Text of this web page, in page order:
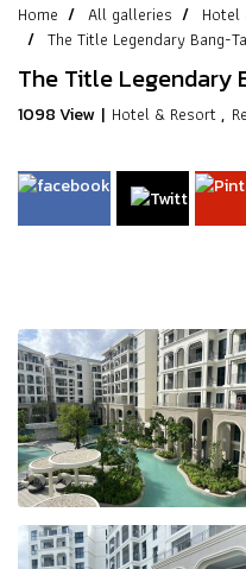
Home All galleries
Hotel
The Title Legendary Bang-
The Title Legendary
1098 View | Hotel & Resort,